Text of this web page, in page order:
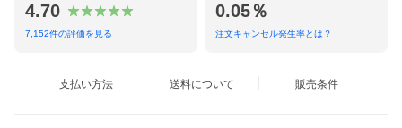
4.70
7,152件の評価を見る
0.05％
注文キャンセル発生率とは？
支払い方法 送料について 販売条件